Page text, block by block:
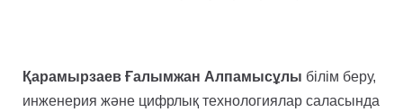
Қарамырзаев Ғалымжан Алпамысұлы білім беру,
инженерия және цифрлық технологиялар саласында